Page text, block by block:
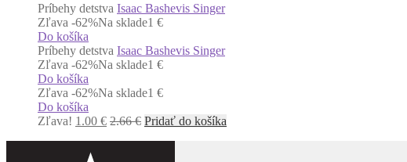
Príbehy detstva Isaac Bashevis Singer
Zľava -62%Na sklade1 €
Do košíka
Príbehy detstva Isaac Bashevis Singer
Zľava -62%Na sklade1 €
Do košíka
Zľava -62%Na sklade1 €
Do košíka
Zľava! 1.00 € 2.66€ Pridať do košíka